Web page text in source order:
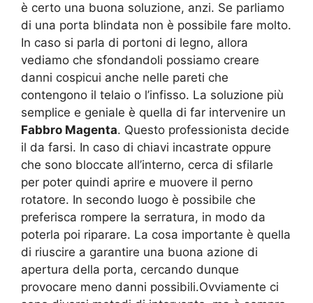
è certo una buona soluzione, anzi. Se parliamo
di una porta blindata non è possibile fare molto.
In caso si parla di portoni di legno, allora
vediamo che sfondandoli possiamo creare
danni cospicui anche nelle pareti che
contengono il telaio o l’infisso. La soluzione più
semplice e geniale è quella di far intervenire un
Fabbro Magenta. Questo professionista decide
il da farsi. In caso di chiavi incastrate oppure
che sono bloccate all’interno, cerca di sfilarle
per poter quindi aprire e muovere il perno
rotatore. In secondo luogo è possibile che
preferisca rompere la serratura, in modo da
poterla poi riparare. La cosa importante è quella
di riuscire a garantire una buona azione di
apertura della porta, cercando dunque
provocare meno danni possibili.Ovviamente ci